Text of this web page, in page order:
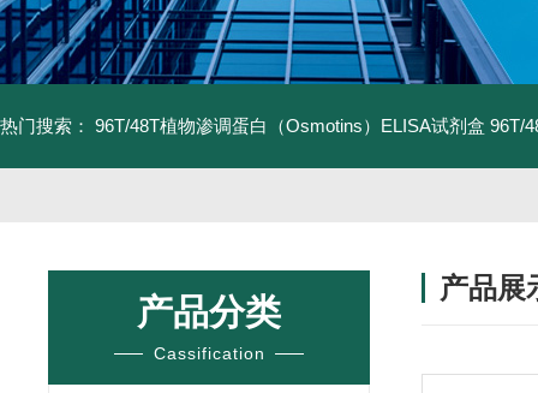
热门搜索： 96T/48T植物渗调蛋白（Osmotins）ELISA试剂盒 96T/
产品分类
Cassification
产品展